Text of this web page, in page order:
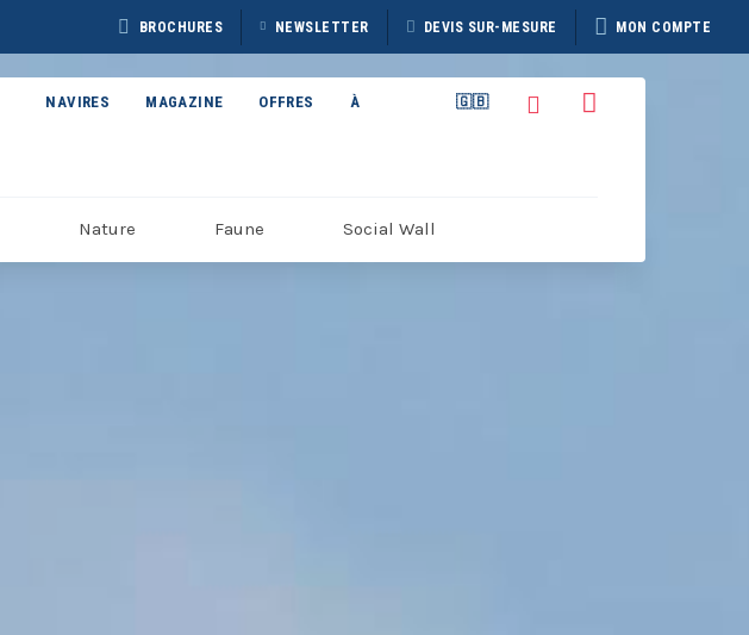
BROCHURES
BROCHURE CAPTAIN
ARCTIC 2027
NEWSLETTER DEVIS SUR-MESURE MON COMPTE
NAVIRES MAGAZINE OFFRES À
PROPOS
🇬🇧
Nature Faune Social Wall